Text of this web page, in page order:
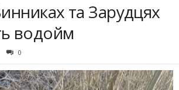
та Зарудцях
водойм
0